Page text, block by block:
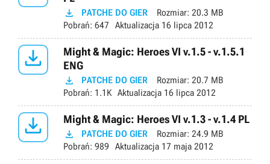
 PATCHE DO GIER Rozmiar: 20.3 MB
Pobrań: 647 Aktualizacja 16 lipca 2012

Might & Magic: Heroes VI v.1.5 - v.1.5.1
ENG
 PATCHE DO GIER Rozmiar: 20.7 MB
Pobrań: 1.1K Aktualizacja 16 lipca 2012
 Might & Magic: Heroes VI v.1.3 - v.1.4 PL
 PATCHE DO GIER Rozmiar: 24.9 MB
Pobrań: 989 Aktualizacja 17 maja 2012